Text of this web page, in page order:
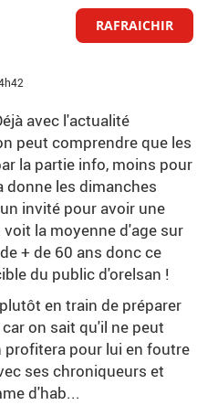
RAFRAICHIR
avec l'actualité
peut comprendre que les
la partie info, moins pour
donne les dimanches
invité pour avoir une
la moyenne d'age sur
+ de 60 ans donc ce
du public d'orelsan !
en train de préparer
on sait qu'il ne peut
profitera pour lui en foutre
ses chroniqueurs et
d'hab...